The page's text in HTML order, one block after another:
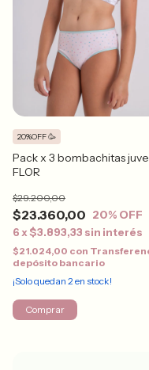
Pack x 3 bombachitas
FLOR
$23.360,00
$29.200,00
20% OFF
6 x$3.893,33 sin interés
20%OFF 🥳
$21.024,00 con
depósito bancario
¡Solo quedan 2 en stock!
Comprar